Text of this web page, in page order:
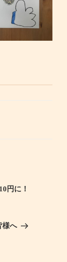
円に！
様へ